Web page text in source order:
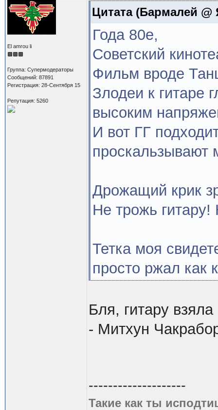
El amrou li
Группа: Супермодераторы
Сообщений: 87891
Регистрация: 28-Сентября 15
Репутация: 5260
Цитата(Бармалей @
Года 80е,
Советский
Фильм вроде
Злодеи к гитаре
высоким
И вот ГГ
проскальзывают
Дрожащий крик
Не трожь гитару!
Тетка моя
просто ржал как
Бля, гитару
- Митхун
--------------------
Такие как ты